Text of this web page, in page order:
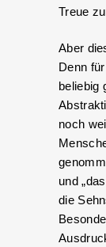
Treue
Aber
Denn
beliebig
noch
und
die